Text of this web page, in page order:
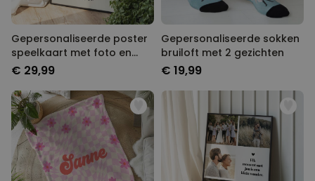
Gepersonaliseerde poster
speelkaart met foto en
tekst
€ 29,99
Gepersonaliseerde sokken
bruiloft met 2 gezichten
€ 19,99